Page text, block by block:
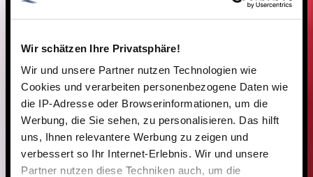
Wir schätzen Ihre Privatsphäre!
Wir und unsere Partner nutzen Technologien wie
Cookies und verarbeiten personenbezogene Daten wie
die IP-Adresse oder Browserinformationen, um die
Werbung, die Sie sehen, zu personalisieren. Das hilft
uns, Ihnen relevantere Werbung zu zeigen und
verbessert so Ihr Internet-Erlebnis. Wir und unsere
Partner nutzen diese Techniken auch, um die